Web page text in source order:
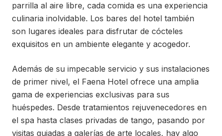
parrilla al aire libre, cada comida es una experiencia
culinaria inolvidable. Los bares del hotel también
son lugares ideales para disfrutar de cócteles
exquisitos en un ambiente elegante y acogedor.
Además de su impecable servicio y sus instalaciones
de primer nivel, el Faena Hotel ofrece una amplia
gama de experiencias exclusivas para sus
huéspedes. Desde tratamientos rejuvenecedores en
el spa hasta clases privadas de tango, pasando por
visitas guiadas a galerías de arte locales, hay algo